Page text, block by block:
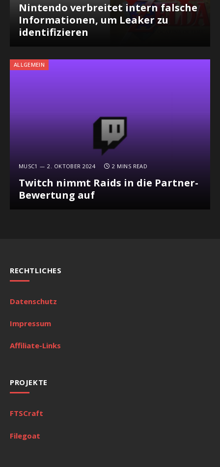
Nintendo verbreitet intern falsche
Informationen, um Leaker zu
identifizieren
ALLGEMEIN
MUSC1 2. OKTOBER 2024 2 MINS READ
Twitch nimmt Raids in die Partner-
Bewertung auf
RECHTLICHES
Datenschutz
Impressum
Affiliate-Links
PROJEKTE
FTSCraft
Filegoat